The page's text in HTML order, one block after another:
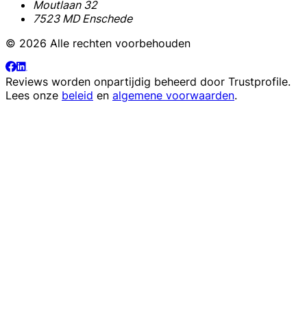
Moutlaan 32
7523 MD Enschede
© 2026 Alle rechten voorbehouden
Reviews worden onpartijdig beheerd door Trustprofile.
Lees onze beleid en algemene voorwaarden.